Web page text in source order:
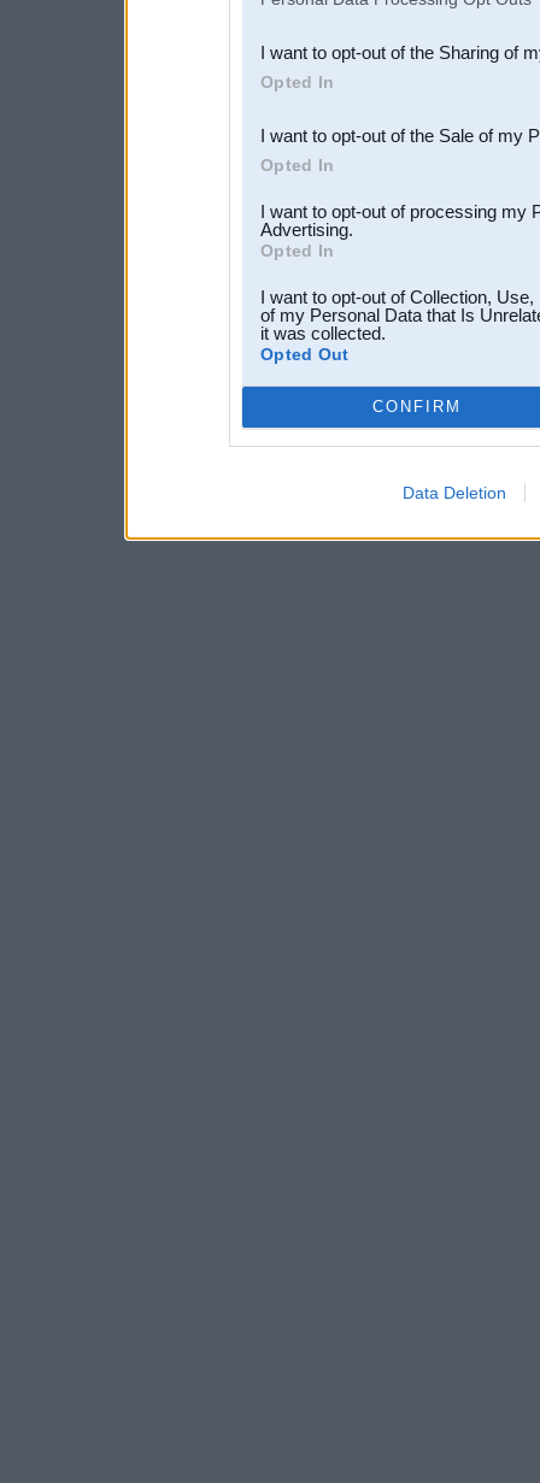
Downstream Participants
third parties.
I want to opt-out of the Sharing of
Opted In
I want to opt-out of the Sale of my
Opted In
I want to opt-out of processing my
Advertising.
Opted In
I want to opt-out of Collection,
of my Personal Data that Is
it was collected.
Opted Out
CONFIRM
Data Deletion